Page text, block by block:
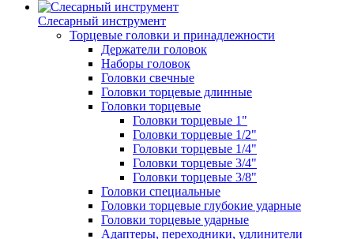
Слесарный инструмент
Торцевые головки и принадлежности
Держатели головок
Наборы головок
Головки свечные
Головки торцевые длинные
Головки торцевые
Головки торцевые 1"
Головки торцевые 1/2"
Головки торцевые 1/4"
Головки торцевые 3/4"
Головки торцевые 3/8"
Головки специальные
Головки торцевые глубокие ударные
Головки торцевые ударные
Адаптеры, переходники, удлинители